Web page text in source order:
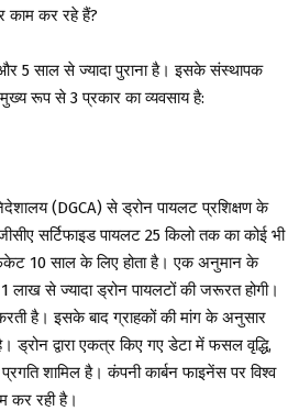
काम कर रहे हैं?
और 5 साल से ज्यादा पुराना है। इसके संस्थापक
रूप से 3 प्रकार का व्यवसाय है:
(DGCA) से ड्रोन पायलट प्रशिक्षण के
सर्टिफाइड पायलट 25 किलो तक का कोई भी
10 साल के लिए होता है। एक अनुमान के
लाख से ज्यादा ड्रोन पायलटों की जरूरत होगी।
है। इसके बाद ग्राहकों की मांग के अनुसार
ड्रोन द्वारा एकत्र किए गए डेटा में फसल वृद्धि,
शामिल है। कंपनी कार्बन फाइनेंस पर विश्व
कर रही है।